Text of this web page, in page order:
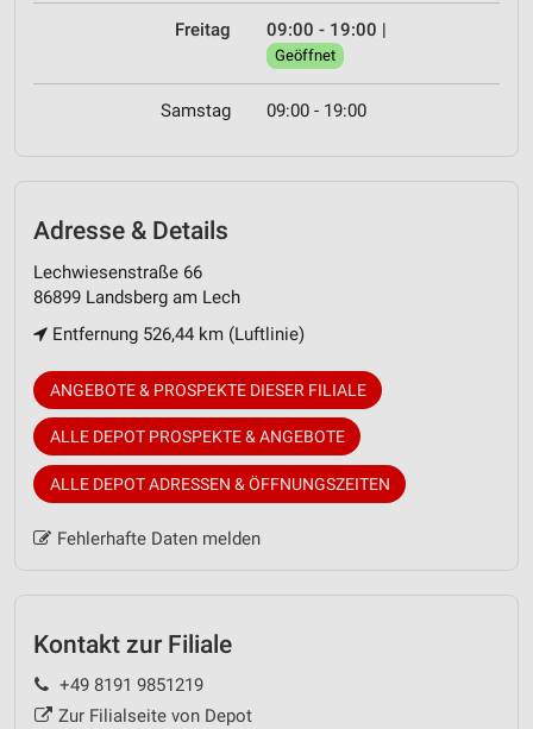
Freitag 09:00 - 19:00 |
Geöffnet
Samstag 09:00 - 19:00
Adresse & Details
Lechwiesenstraße 66
86899 Landsberg am Lech
Entfernung 526,44 km (Luftlinie)
ANGEBOTE & PROSPEKTE DIESER FILIALE
ALLE DEPOT PROSPEKTE & ANGEBOTE
ALLE DEPOT ADRESSEN & ÖFFNUNGSZEITEN
Fehlerhafte Daten melden
Kontakt zur Filiale
+49 8191 9851219
Zur Filialseite von Depot